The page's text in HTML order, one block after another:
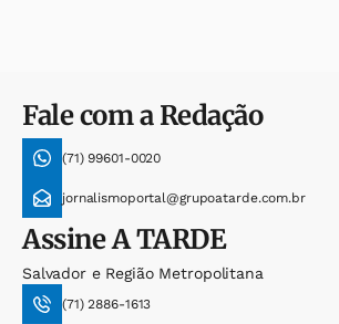
Fale com a Redação
(71) 99601-0020
jornalismoportal@grupoatarde.com.br
AssineA TARDE
Salvador e Região Metropolitana
(71) 2886-1613